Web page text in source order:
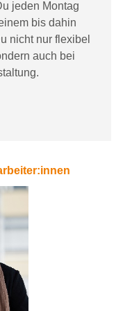
jeden Montag
bis dahin
nicht nur flexibel
auch bei
.